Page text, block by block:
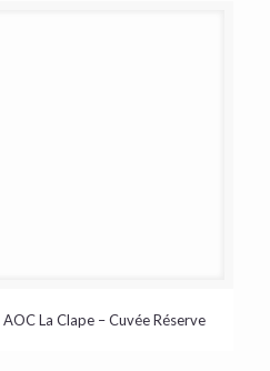
La Clape – Cuvée Réserve